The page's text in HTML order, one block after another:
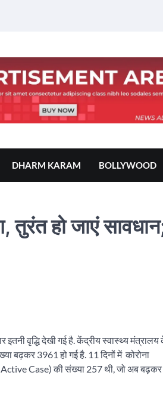
DHARM KARAM BOLLYWOOD
तुरंत हो जाएं
वृद्धि देखी गई है. केंद्रीय स्वास्थ्य मंत्रालय
बढ़कर 3961 हो गई है. 11 दिनों में कोरोना
Case) की संख्या 257 थी, जो अब बढ़कर